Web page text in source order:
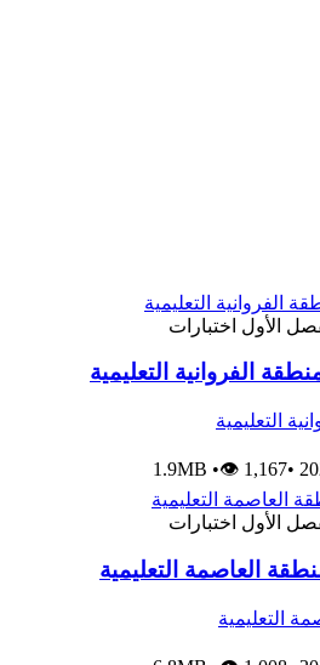
الأول اختبارات
الفروانية التعليمية
التعليمية
•
1.9MB •👁 1,167
الأول اختبارات
العاصمة التعليمية
التعليمية